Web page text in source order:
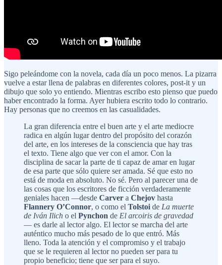
Sigo peleándome con la novela, cada día un poco menos. La pizarra
vuelve a estar llena de palabras en diferentes colores, post-it y un
dibujo que solo yo entiendo. Mientras escribo esto pienso que puedo
haber encontrado la forma. Ayer hubiera escrito todo lo contrario.
Hay personas que no creemos en las casualidades.
La gran diferencia entre el buen arte y el arte mediocre
radica en algún lugar dentro del propósito del corazón
del arte, en los intereses de la consciencia que hay tras
el texto. Tiene algo que ver con el amor. Con la
disciplina de sacar la parte de ti capaz de amar en lugar
de esa parte que sólo quiere ser amada. Sé que esto no
está de moda en absoluto. No sé. Pero al parecer una de
las cosas que los escritores de ficción verdaderamente
geniales hacen —desde Carver a Chejov hasta
Flannery O’Connor, o como el Tolstoi de La muerte
de Iván Ilich o el Pynchon de El arcoiris de gravedad
— es darle al lector algo. El lector se marcha del arte
auténtico mucho más pesado de lo que entró. Más
lleno. Toda la atención y el compromiso y el trabajo
que se le requieren al lector no pueden ser para tu
propio beneficio; tiene que ser para el suyo.